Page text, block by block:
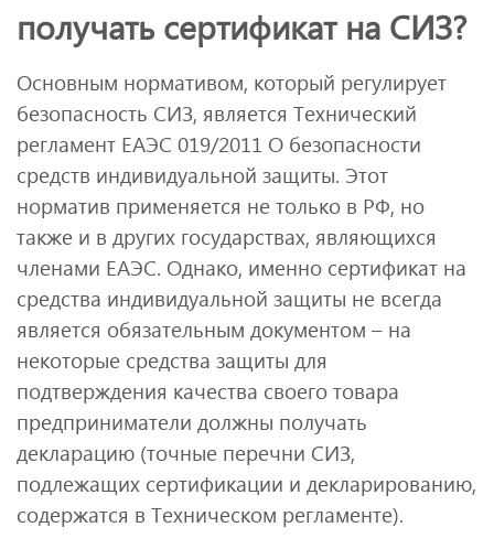
получать сертификат на СИЗ?
Основным нормативом, который регулирует
безопасность СИЗ, является Технический
регламент ЕАЭС 019/2011 О безопасности
средств индивидуальной защиты. Этот
норматив применяется не только в РФ, но
также и в других государствах, являющихся
членами ЕАЭС. Однако, именно сертификат на
средства индивидуальной защиты не всегда
является обязательным документом – на
некоторые средства защиты для
подтверждения качества своего товара
предприниматели должны получать
декларацию (точные перечни СИЗ,
подлежащих сертификации и декларированию,
содержатся в Техническом регламенте).